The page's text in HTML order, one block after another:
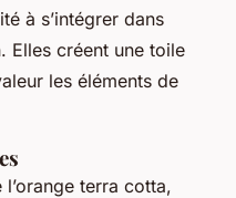
à s’intégrer dans
Elles créent une toile
les éléments de
terra cotta,